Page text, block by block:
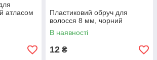
атласом
Пластиковий обруч для
волосся 8 мм, чорний
В наявності
12 ₴